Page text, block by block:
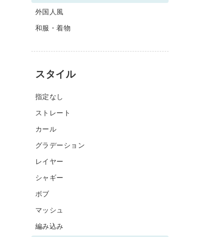
外国人風
和服・着物
スタイル
指定なし
ストレート
カール
グラデーション
レイヤー
シャギー
ボブ
マッシュ
編み込み